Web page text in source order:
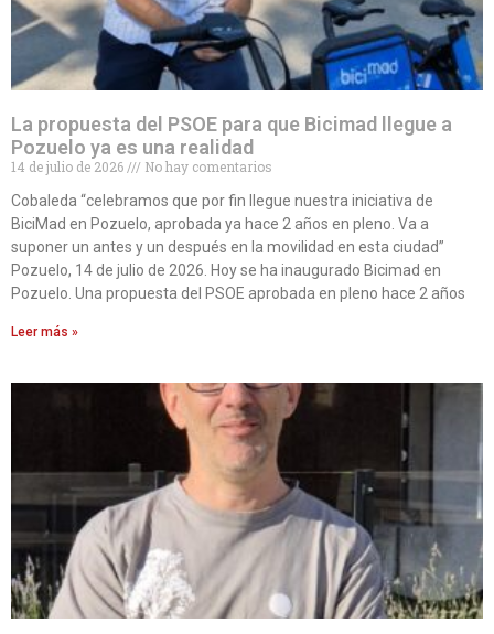
La propuesta del PSOE para que Bicimad llegue a
Pozuelo ya es una realidad
14 de julio de 2026
No hay comentarios
Cobaleda “celebramos que por fin llegue nuestra iniciativa de
BiciMad en Pozuelo, aprobada ya hace 2 años en pleno. Va a
suponer un antes y un después en la movilidad en esta ciudad”
Pozuelo, 14 de julio de 2026. Hoy se ha inaugurado Bicimad en
Pozuelo. Una propuesta del PSOE aprobada en pleno hace 2 años
Leer más »